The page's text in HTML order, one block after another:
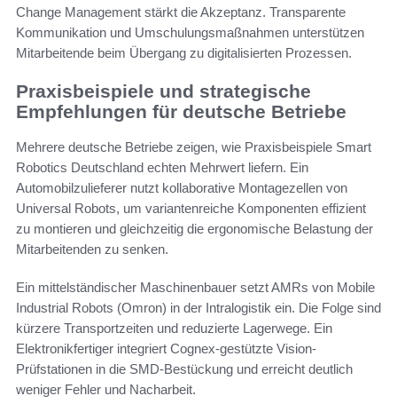
Change Management stärkt die Akzeptanz. Transparente
Kommunikation und Umschulungsmaßnahmen unterstützen
Mitarbeitende beim Übergang zu digitalisierten Prozessen.
Praxisbeispiele und strategische
Empfehlungen für deutsche Betriebe
Mehrere deutsche Betriebe zeigen, wie Praxisbeispiele Smart
Robotics Deutschland echten Mehrwert liefern. Ein
Automobilzulieferer nutzt kollaborative Montagezellen von
Universal Robots, um variantenreiche Komponenten effizient
zu montieren und gleichzeitig die ergonomische Belastung der
Mitarbeitenden zu senken.
Ein mittelständischer Maschinenbauer setzt AMRs von Mobile
Industrial Robots (Omron) in der Intralogistik ein. Die Folge sind
kürzere Transportzeiten und reduzierte Lagerwege. Ein
Elektronikfertiger integriert Cognex-gestützte Vision-
Prüfstationen in die SMD-Bestückung und erreicht deutlich
weniger Fehler und Nacharbeit.